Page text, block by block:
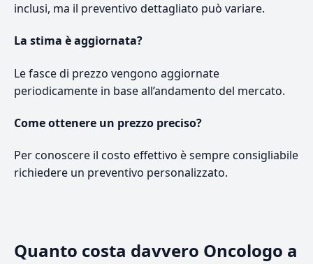
inclusi, ma il preventivo dettagliato può variare.
La stima è aggiornata?
Le fasce di prezzo vengono aggiornate
periodicamente in base all’andamento del mercato.
Come ottenere un prezzo preciso?
Per conoscere il costo effettivo è sempre consigliabile
richiedere un preventivo personalizzato.
Quanto costa davvero Oncologo a